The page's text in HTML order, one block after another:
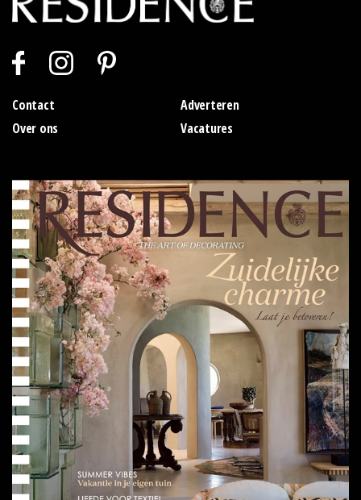
Contact
Adverteren
Over ons
Vacatures